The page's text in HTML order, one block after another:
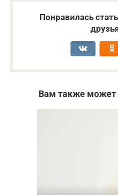
Понравилась
Вам также может